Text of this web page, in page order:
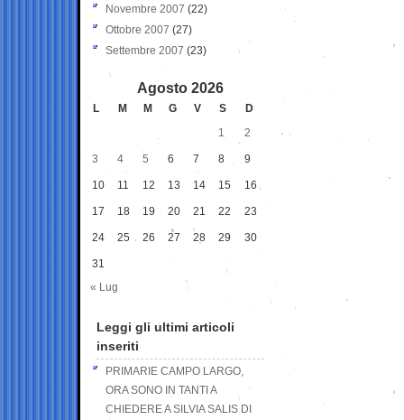
Novembre 2007 (22)
Ottobre 2007 (27)
Settembre 2007 (23)
Agosto 2026
L M M G V S
D
1
2
3 4 5 6 7 8 9
10 11 12 13 14 15 16
17 18 19 20 21 22 23
24 25 26 27 28 29 30
31
« Lug
Leggi gli ultimi articoli
inseriti
PRIMARIE CAMPO LARGO,
ORA SONO IN TANTI A
CHIEDERE A SILVIA SALIS DI